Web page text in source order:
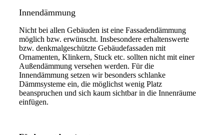
Innendämmung
Nicht bei allen Gebäuden ist eine Fassadendämmung
möglich bzw. erwünscht. Insbesondere erhaltenswerte
bzw. denkmalgeschützte Gebäudefassaden mit
Ornamenten, Klinkern, Stuck etc. sollten nicht mit einer
Außendämmung versehen werden. Für die
Innendämmung setzen wir besonders schlanke
Dämmsysteme ein, die möglichst wenig Platz
beanspruchen und sich kaum sichtbar in die Innenräume
einfügen.